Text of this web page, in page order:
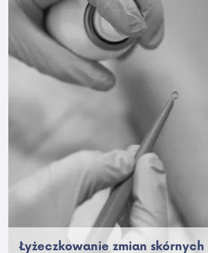
Łyżeczkowanie zmian skórnych